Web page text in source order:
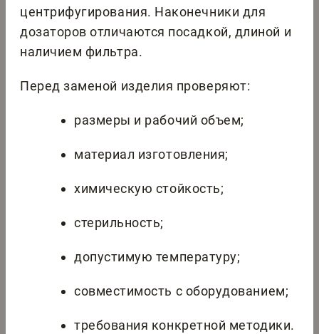
центрифугирования. Наконечники для
дозаторов отличаются посадкой, длиной и
наличием фильтра.
Перед заменой изделия проверяют:
размеры и рабочий объем;
материал изготовления;
химическую стойкость;
стерильность;
допустимую температуру;
совместимость с оборудованием;
требования конкретной методики.